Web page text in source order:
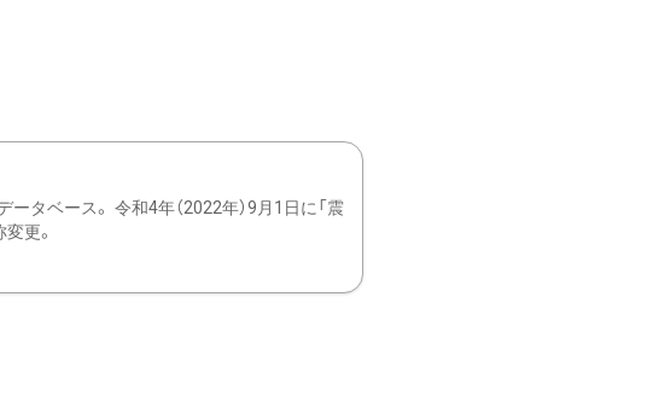
タベース。 令和4年（2022年）9月1日に「震
更。